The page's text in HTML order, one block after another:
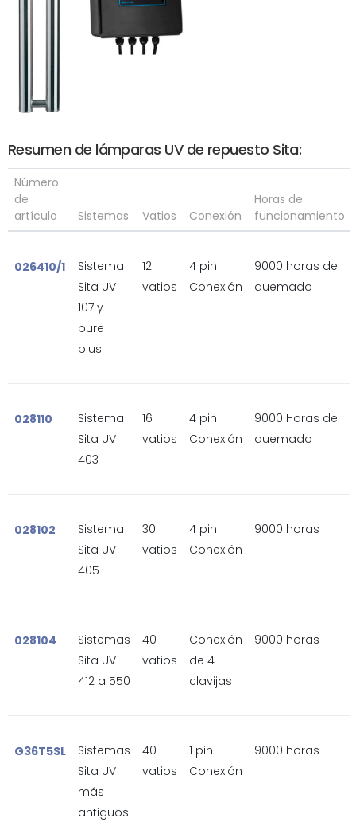
Resumen de lámparas UV de repuesto Sita:
Número
de
artículo
Sistemas Vatios Conexión
Horas de
funcionamiento
026410/1
Sistema
Sita UV
107 y
pure
plus
12
vatios
4 pin
Conexión
9000 horas de
quemado
028110
Sistema
Sita UV
403
16
vatios
4 pin
Conexión
9000 Horas de
quemado
028102
Sistema
Sita UV
405
30
vatios
4 pin
Conexión
9000 horas
028104
Sistemas
Sita UV
412 a 550
40
vatios
Conexión
de 4
clavijas
9000 horas
G36T5SL
Sistemas
Sita UV
más
antiguos
40
vatios
1 pin
Conexión
9000 horas